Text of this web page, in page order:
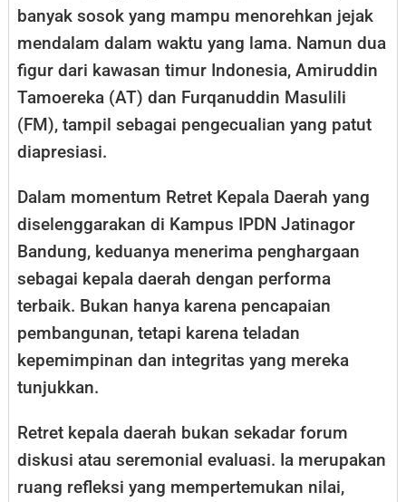
banyak sosok yang mampu menorehkan jejak
mendalam dalam waktu yang lama. Namun dua
figur dari kawasan timur Indonesia, Amiruddin
Tamoereka (AT) dan Furqanuddin Masulili
(FM), tampil sebagai pengecualian yang patut
diapresiasi.
Dalam momentum Retret Kepala Daerah yang
diselenggarakan di Kampus IPDN Jatinagor
Bandung, keduanya menerima penghargaan
sebagai kepala daerah dengan performa
terbaik. Bukan hanya karena pencapaian
pembangunan, tetapi karena teladan
kepemimpinan dan integritas yang mereka
tunjukkan.
Retret kepala daerah bukan sekadar forum
diskusi atau seremonial evaluasi. Ia merupakan
ruang refleksi yang mempertemukan nilai,